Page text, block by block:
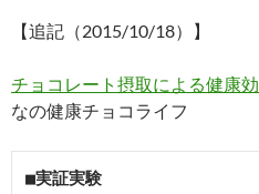
【追記（2015/10/18）】
チョコレート摂取による健康
なの健康チョコライフ
■実証実験